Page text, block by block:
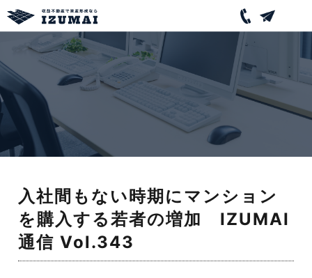
入社間もない時期にマンション
を購入する若者の増加 IZUMAI
通信 Vol.343